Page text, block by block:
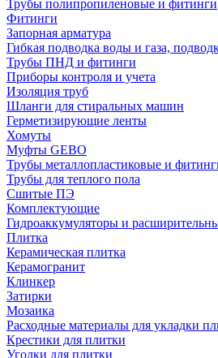
Трубы полипропиленовые и фитинги
Фитинги
Запорная арматура
Гибкая подводка воды и газа,
Трубы ПНД и фитинги
Приборы контроля и учета
Изоляция труб
Шланги для стиральных машин
Герметизирующие ленты
Хомуты
Муфты GEBO
Трубы металлопластиковые и
Трубы для теплого пола
Сшитые ПЭ
Комплектующие
Гидроаккумуляторы и
Плитка
Керамическая плитка
Керамогранит
Клинкер
Затирки
Мозаика
Расходные материалы для укладки
Крестики для плитки
Уголки для плитки